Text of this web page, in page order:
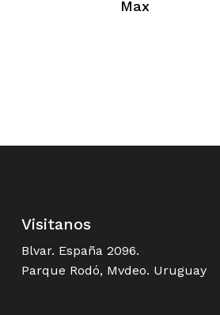
Max
Visitanos
Blvar. España 2096.
Parque Rodó, Mvdeo. Uruguay